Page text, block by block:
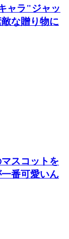
ャラ"ジャッ
な贈り物に
スコットを
番可愛いん